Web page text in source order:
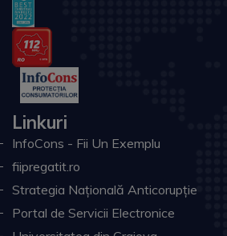
Linkuri
InfoCons - Fii Un Exemplu
fiipregatit.ro
Strategia Națională Anticorupție
Portal de Servicii Electronice